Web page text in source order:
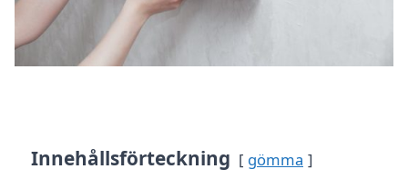
Innehållsförteckning gömma